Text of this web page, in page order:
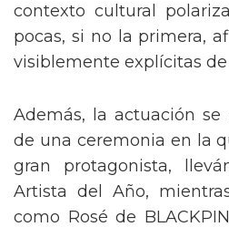
contexto cultural
pocas, si no la primera,
visiblemente explícitas de
Además, la actuación
de una ceremonia en la
gran protagonista,
Artista del Año,
como Rosé de